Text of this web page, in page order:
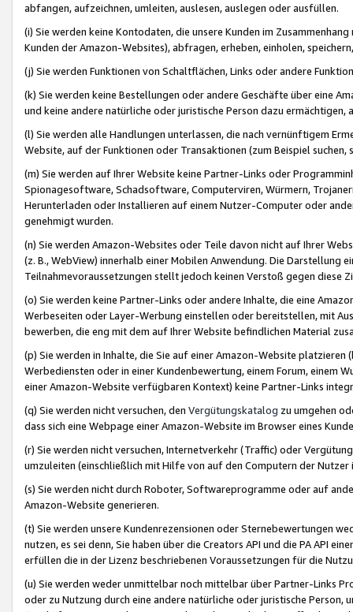
abfangen, aufzeichnen, umleiten, auslesen, auslegen oder ausfüllen.
(i) Sie werden keine Kontodaten, die unsere Kunden im
Kunden der Amazon-Websites), abfragen, erheben, einholen,
(j) Sie werden Funktionen von Schaltflächen, Links oder andere
(k) Sie werden keine Bestellungen oder andere Geschäfte über eine
und keine andere natürliche oder juristische Person dazu
(l) Sie werden alle Handlungen unterlassen, die nach vernünftigem
Website, auf der Funktionen oder Transaktionen (zum Beispiel
(m) Sie werden auf Ihrer Website keine Partner-Links oder
Spionagesoftware, Schadsoftware, Computerviren, Würmern,
Herunterladen oder Installieren auf einem Nutzer-Computer oder
genehmigt wurden.
(n) Sie werden Amazon-Websites oder Teile davon nicht auf Ihrer
(z. B., WebView) innerhalb einer Mobilen Anwendung. Die Darstellung
Teilnahmevoraussetzungen stellt jedoch keinen Verstoß gegen diese
(o) Sie werden keine Partner-Links oder andere Inhalte, die eine
Werbeseiten oder Layer-Werbung einstellen oder bereitstellen, mit
bewerben, die eng mit dem auf Ihrer Website befindlichen Material
(p) Sie werden in Inhalte, die Sie auf einer Amazon-Website
Werbediensten oder in einer Kundenbewertung, einem Forum, einem
einer Amazon-Website verfügbaren Kontext) keine Partner-Links
(q) Sie werden nicht versuchen, den Vergütungskatalog zu umgehen
dass sich eine Webpage einer Amazon-Website im Browser eines
(r) Sie werden nicht versuchen, Internetverkehr (Traffic) oder
umzuleiten (einschließlich mit Hilfe von auf den Computern der
(s) Sie werden nicht durch Roboter, Softwareprogramme oder auf
Amazon-Website generieren.
(t) Sie werden unsere Kundenrezensionen oder Sternebewertungen
nutzen, es sei denn, Sie haben über die Creators API und die PA API
erfüllen die in der Lizenz beschriebenen Voraussetzungen für die
(u) Sie werden weder unmittelbar noch mittelbar über Partner-Links
oder zu Nutzung durch eine andere natürliche oder juristische